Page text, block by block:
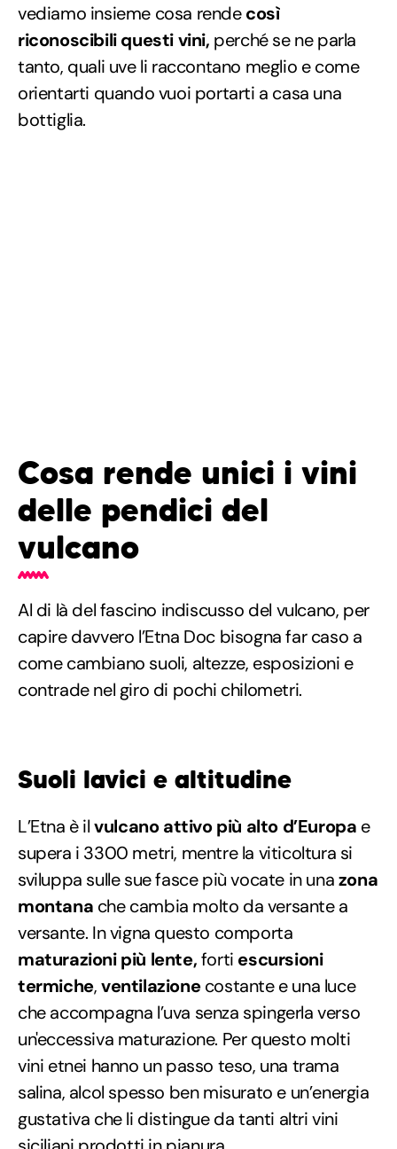
vediamo insieme cosa rendecosì
riconoscibili questi vini, perché se ne parla
tanto, quali uve li raccontano meglio e come
orientarti quando vuoi portarti a casa una
bottiglia.
Cosa rende unici i vini
delle pendici del
vulcano
Al di là del fascino indiscusso del vulcano, per
capire davvero l’Etna Doc bisogna far caso a
come cambiano suoli, altezze, esposizioni e
contrade nel giro di pochi chilometri.
Suoli lavici e altitudine
L’Etna è ilvulcano attivo più alto d’Europa e
supera i 3300 metri, mentre la viticoltura si
sviluppa sulle sue fasce più vocate in unazona
montana che cambia molto da versante a
versante. In vigna questo comporta
maturazioni più lente,forti escursioni
termiche,ventilazionecostante e una luce
che accompagna l’uva senza spingerla verso
un'eccessiva maturazione. Per questo molti
vini etnei hanno un passo teso, una trama
salina, alcol spesso ben misurato e un’energia
gustativa che li distingue da tanti altri vini